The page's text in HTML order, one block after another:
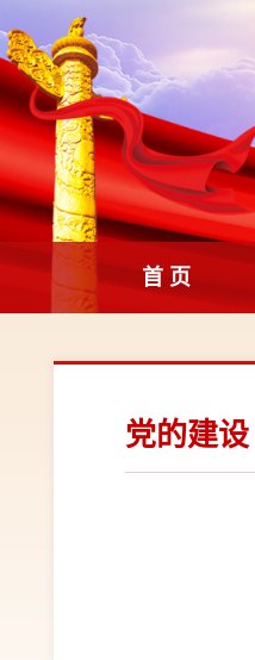
首 页
党的建设